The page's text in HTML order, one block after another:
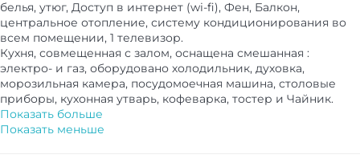
белья, утюг, Доступ в интернет (wi-fi), Фен, Балкон,
центральное отопление, систему кондиционирования во
всем помещении, 1 телевизор.
Кухня, совмещенная с залом, оснащена смешанная :
электро- и газ, оборудовано холодильник, духовка,
морозильная камера, посудомоечная машина, столовые
приборы, кухонная утварь, кофеварка, тостер и Чайник.
Показать больше
Показать меньше